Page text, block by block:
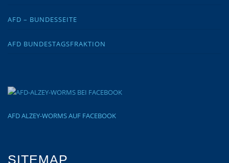
AFD – BUNDESSEITE
AFD BUNDESTAGSFRAKTION
AFD ALZEY-WORMS AUF FACEBOOK
SITEMAP